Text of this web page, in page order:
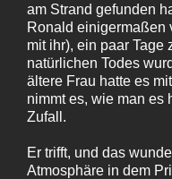
am Strand gefunden
Ronald einigermaßen
mit ihr), ein paar Tage
natürlichen Todes
ältere Frau hatte es
nimmt es, wie man es
Zufall.
Er trifft, und das
Atmosphäre in dem